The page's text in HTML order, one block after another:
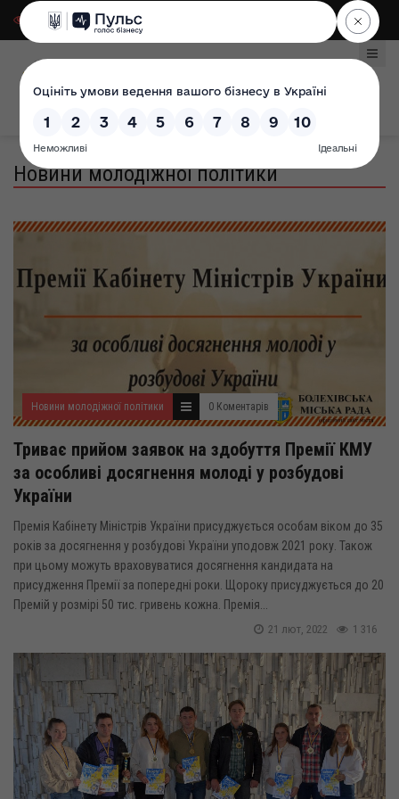
Для слабозорих|
Новини молодіжної політики
Новини молодіжної політики 0 Коментарів
Триває прийом заявок на здобуття Премії КМУ
за особливі досягнення молоді у розбудові
України
Премія Кабінету Міністрів України присуджується особам віком до 35
років за досягнення у розбудові України уподовж 2021 року. Також
при цьому можуть враховуватися досягнення кандидата на
присудження Премії за попередні роки. Щороку присуджується до 20
Премій у розмірі 50 тис. гривень кожна. Премія...
1 316
21 лют, 2022